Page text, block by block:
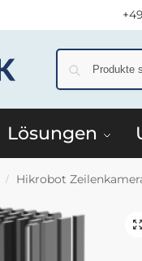
Lösungen
/ Hikrobot